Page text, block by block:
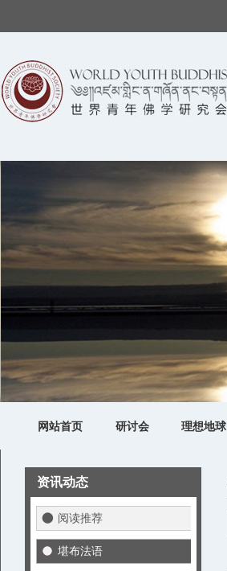
网站首页 研讨会 理想地球
资讯动态
阅读推荐
堪布法语